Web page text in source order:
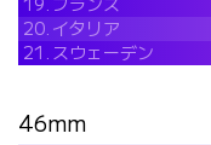
19. フランス
20. イタリア
21. スウェーデン
46mm